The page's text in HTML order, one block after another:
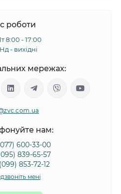
роботи
8:00 - 17:00
- вихідні
мережах:
нам:
600-33-00
839-65-57
853-72-12
мені